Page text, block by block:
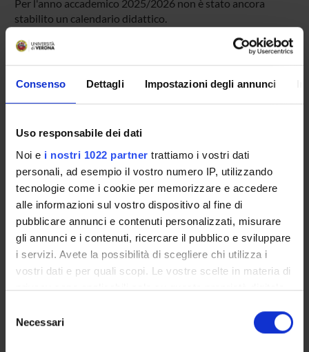
Consenso Dettagli Impostazioni degli annunci
Uso responsabile dei dati
Noi e i nostri 1022 partner trattiamo i vostri dati
personali, ad esempio il vostro numero IP, utilizzando
tecnologie come i cookie per memorizzare e accedere
alle informazioni sul vostro dispositivo al fine di
pubblicare annunci e contenuti personalizzati, misurare
gli annunci e i contenuti, ricercare il pubblico e sviluppare
i servizi. Avete la possibilità di scegliere chi utilizza i
vostri dati e per quali scopi. Le vostre scelte in materia di
privacy sono applicabili solo su questa proprietà digitale
modificare o revocare il proprio consenso in qualsiasi
momento dalla Dichiarazione sui cookie o facendo clic
delNecessari
Per l'anno accademico 2025/2026 non è stato ancora
stabilito un calendario didattico.
Presentazione
Come iscriversi
Calendario didattico
Orario lezioni
Piani didattici
Calendario esami
Bacheca avvisi
Proposte tesi e stage
Organi collegiali e di governo